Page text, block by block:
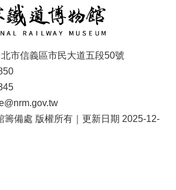
市信義區市民大道五段50號
籌備處 版權所有｜更新日期 2025-12-